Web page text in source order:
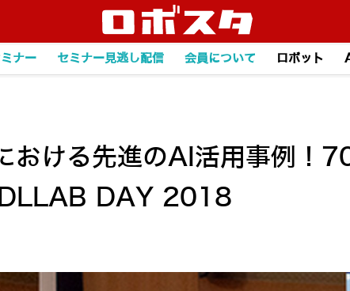
ナー セミナー見逃し配信 会員について ロボット
おける先進のAI活用事例！
DLLAB DAY 2018